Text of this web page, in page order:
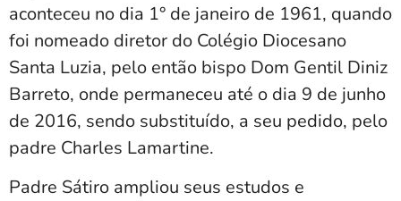
aconteceu no dia 1° de janeiro de 1961, quando
foi nomeado diretor do Colégio Diocesano
Santa Luzia, pelo então bispo Dom Gentil Diniz
Barreto, onde permaneceu até o dia 9 de junho
de 2016, sendo substituído, a seu pedido, pelo
padre Charles Lamartine.
Padre Sátiro ampliou seus estudos e